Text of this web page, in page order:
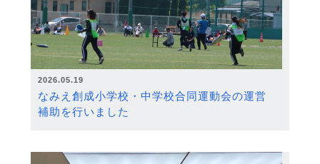
2026.05.19
なみえ創成小学校・中学校合同運動会の運営
補助を行いました